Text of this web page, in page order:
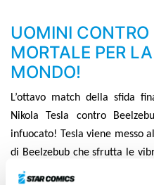
UOMINI CONTRO
MORTALE PER
MONDO!
L’ottavo match della sfida
Nikola Tesla contro
infuocato! Tesla viene messo
di Beelzebub che sfrutta le
al potere della scienza che